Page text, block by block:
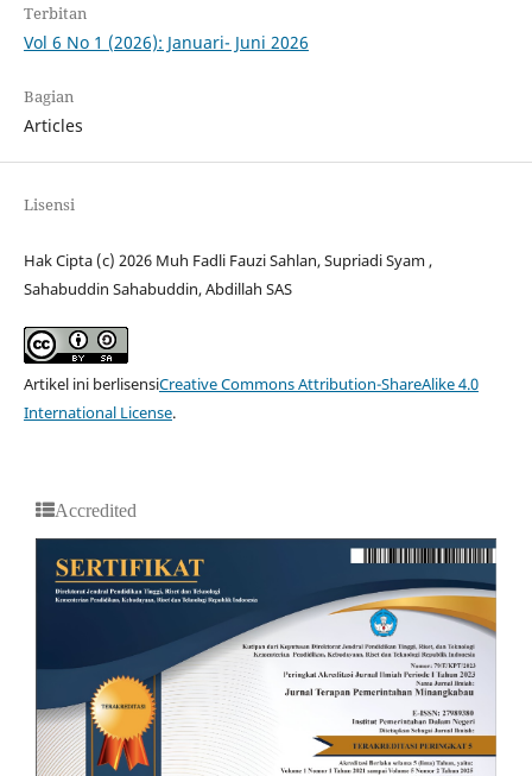
Terbitan
Vol 6 No 1 (2026): Januari- Juni 2026
Bagian
Articles
Lisensi
Hak Cipta (c) 2026 Muh Fadli Fauzi Sahlan, Supriadi Syam ,
Sahabuddin Sahabuddin, Abdillah SAS
Artikel ini berlisensiCreative Commons Attribution-ShareAlike 4.0
International License.
Accredited